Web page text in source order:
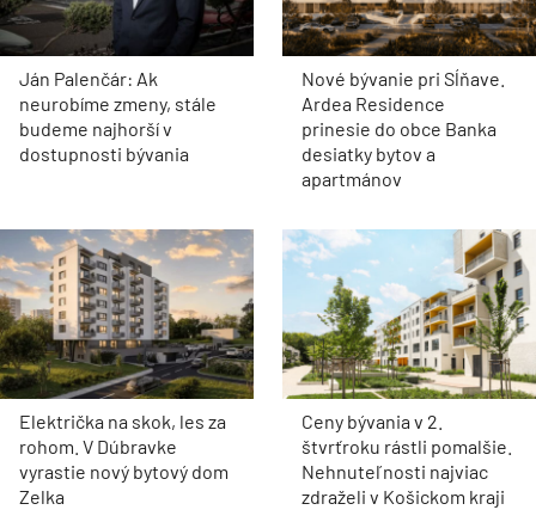
Ján Palenčár: Ak
neurobíme zmeny, stále
budeme najhorší v
dostupnosti bývania
Nové bývanie pri Sĺňave.
Ardea Residence
prinesie do obce Banka
desiatky bytov a
apartmánov
Električka na skok, les za
rohom. V Dúbravke
vyrastie nový bytový dom
Zelka
Ceny bývania v 2.
štvrťroku rástli pomalšie.
Nehnuteľnosti najviac
zdraželi v Košickom kraji